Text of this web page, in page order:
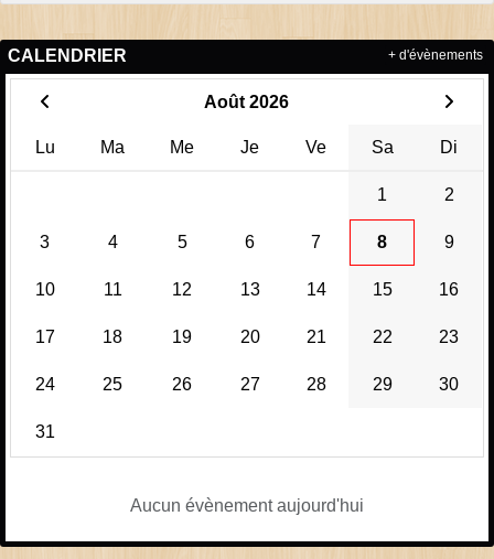
CALENDRIER
Août 2026
Lu Ma Me Je Ve Sa Di
1 2
3 4 5 6 7 8 9
10 11 12 13 14 15 16
17 18 19 20 21 22 23
24 25 26 27 28 29 30
31
Aucun évènement aujourd'hui
+ d'évènements